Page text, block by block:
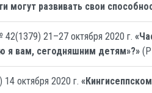
могут развивать свои
21–27 октября 2020 г.
я вам, сегодняшним детям»?»
октября 2020 г.